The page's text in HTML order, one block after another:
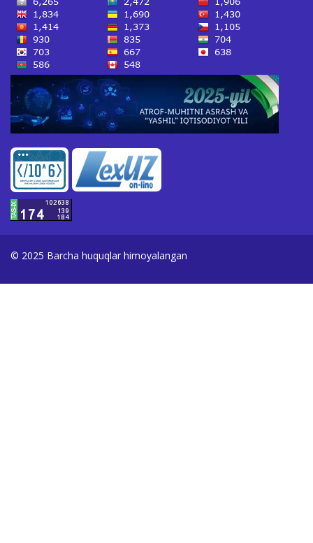
© 2025 Barcha huquqlar himoyalangan